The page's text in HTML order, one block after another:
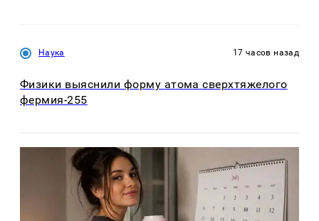
Наука 17 часов назад
Физики выяснили форму атома сверхтяжелого
фермия-255